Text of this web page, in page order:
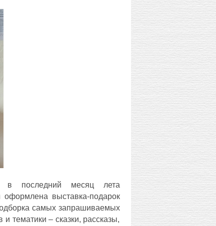
в последний месяц лета
выставка-подарок
самых запрашиваемых
тематики – сказки, рассказы,